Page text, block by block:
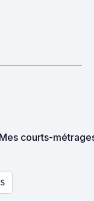
Mes courts-